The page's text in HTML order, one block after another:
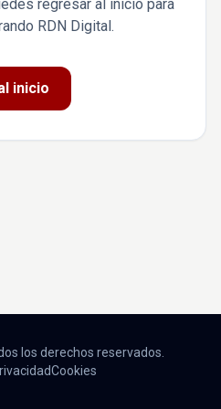
regresar al inicio para
RDN Digital.
inicio
los derechos reservados.
Cookies